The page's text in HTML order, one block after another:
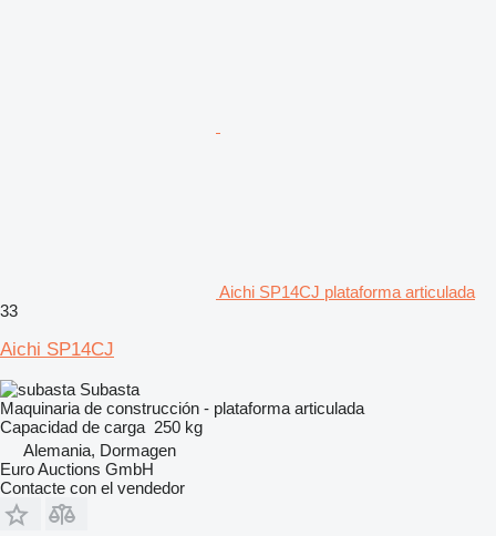
Aichi SP14CJ plataforma articulada
33
Aichi SP14CJ
Subasta
Maquinaria de construcción - plataforma articulada
Capacidad de carga 250 kg
Alemania, Dormagen
Euro Auctions GmbH
Contacte con el vendedor